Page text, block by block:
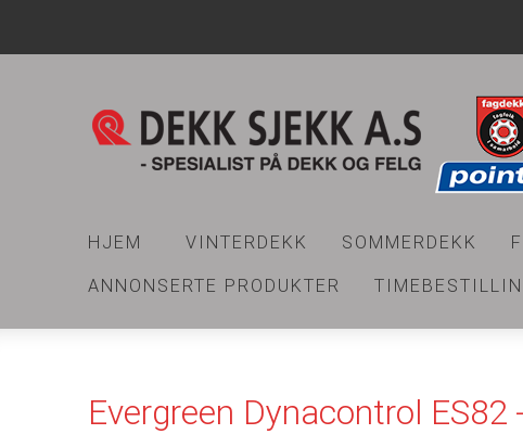
HJEM VINTERDEKK SOMMERDEKK
ANNONSERTE PRODUKTER
Evergreen Dynacontrol ES82